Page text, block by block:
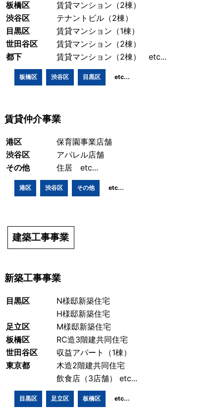
板橋区
賃貸マンション（2棟）
渋谷区
テナントビル（2棟）
目黒区
賃貸マンション（1棟）
世田谷区
賃貸マンション（2棟）
都下
賃貸マンション（2棟） etc...
板橋区 渋谷区 目黒区 etc...
賃貸仲介事業
港区
保育園事業店舗
渋谷区
アパレル店舗
その他
住居 etc...
港区 渋谷区 その他 etc...
建築工事事業
新築工事事業
目黒区
N様邸新築住宅
H様邸新築住宅
足立区
M様邸新築住宅
板橋区
RC造3階建共同住宅
世田谷区
収益アパート（1棟）
東京都
木造2階建共同住宅
飲食店（3店舗） etc...
目黒区 足立区 板橋区 etc...